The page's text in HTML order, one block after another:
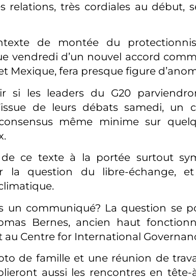
relations, très cordiales au début,
de montée du
vendredi d’un nouvel accord
Mexique, fera presque figure
si les leaders du G20
de leurs débats samedi, un
même minime sur
ce texte à la portée surtout
la question du libre-échange,
un communiqué? La question se
Bernes, ancien haut
au Centre for International
de famille et une réunion de
aussi les rencontres en